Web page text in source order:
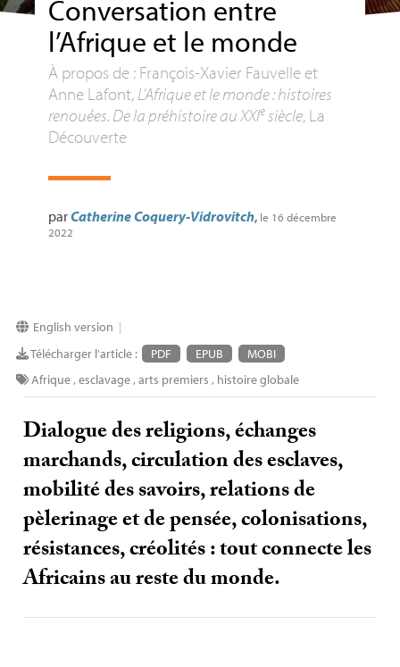
Conversation entre
l’Afrique et le monde
À propos de : François-Xavier Fauvelle et
Anne Lafont, L’Afrique et le monde : histoires
renouées. De la préhistoire auXXIesiècle, La
Découverte
parCatherine Coquery-Vidrovitch, le 16 décembre
2022
English version |
Télécharger l'article : PDF EPUB
MOBI
Afrique,esclavage,arts premiers , histoire globale
Dialogue des religions, échanges
marchands, circulation des esclaves,
mobilité des savoirs, relations de
pèlerinage et de pensée, colonisations,
résistances, créolités : tout connecte les
Africains au reste du monde.